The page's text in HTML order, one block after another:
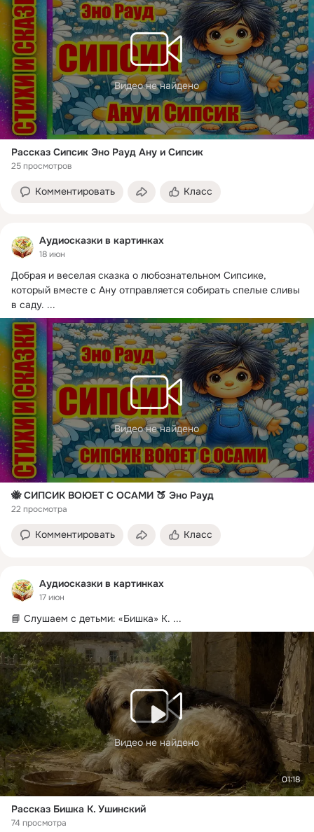
Видео не найдено
Рассказ Сипсик Эно Рауд Ану и Сипсик
25 просмотров
Комментировать Класс
Аудиосказки в картинках
18 июн
Добрая и веселая сказка о любознательном Сипсике,
который вместе с Ану отправляется собирать спелые сливы
в саду. ...
Видео не найдено
🐝 СИПСИК ВОЮЕТ С ОСАМИ 🍑 Эно Рауд
22 просмотра
Комментировать Класс
Аудиосказки в картинках
17 июн
📘 Слушаем с детьми: «Бишка» К. ...
01:18
Видео не найдено
Рассказ Бишка К. Ушинский
74 просмотра